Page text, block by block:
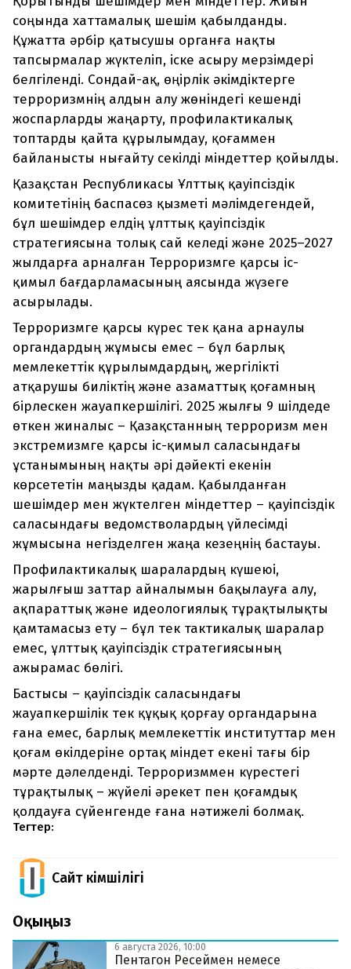
соңында хаттамалық шешім қабылданды.
Құжатта әрбір қатысушы органға нақты
тапсырмалар жүктеліп, іске асыру мерзімдері
белгіленді. Сондай-ақ, өңірлік әкімдіктерге
терроризмнің алдын алу жөніндегі кешенді
жоспарларды жаңарту, профилактикалық
топтарды қайта құрылымдау, қоғаммен
байланысты нығайту секілді міндеттер қойылды.
Қазақстан Республикасы Ұлттық қауіпсіздік
комитетінің баспасөз қызметі мәлімдегендей,
бұл шешімдер елдің ұлттық қауіпсіздік
стратегиясына толық сай келеді және 2025–2027
жылдарға арналған Терроризмге қарсы іс-
қимыл бағдарламасының аясында жүзеге
асырылады.
Терроризмге қарсы күрес тек қана арнаулы
органдардың жұмысы емес – бұл барлық
мемлекеттік құрылымдардың, жергілікті
атқарушы биліктің және азаматтық қоғамның
бірлескен жауапкершілігі. 2025 жылғы 9 шілдеде
өткен жиналыс – Қазақстанның терроризм мен
экстремизмге қарсы іс-қимыл саласындағы
ұстанымының нақты әрі дәйекті екенін
көрсететін маңызды қадам. Қабылданған
шешімдер мен жүктелген міндеттер – қауіпсіздік
саласындағы ведомстволардың үйлесімді
жұмысына негізделген жаңа кезеңнің бастауы.
Профилактикалық шаралардың күшеюі,
жарылғыш заттар айналымын бақылауға алу,
ақпараттық және идеологиялық тұрақтылықты
қамтамасыз ету – бұл тек тактикалық шаралар
емес, ұлттық қауіпсіздік стратегиясының
ажырамас бөлігі.
Бастысы – қауіпсіздік саласындағы
жауапкершілік тек құқық қорғау органдарына
ғана емес, барлық мемлекеттік институттар мен
қоғам өкілдеріне ортақ міндет екені тағы бір
мәрте дәлелденді. Терроризммен күрестегі
тұрақтылық – жүйелі әрекет пен қоғамдық
қолдауға сүйенгенде ғана нәтижелі болмақ.
Тегтер:
Сайт Әкімшілігі
Оқыңыз
6 августа 2026, 10:00
Пентагон Ресеймен немесе